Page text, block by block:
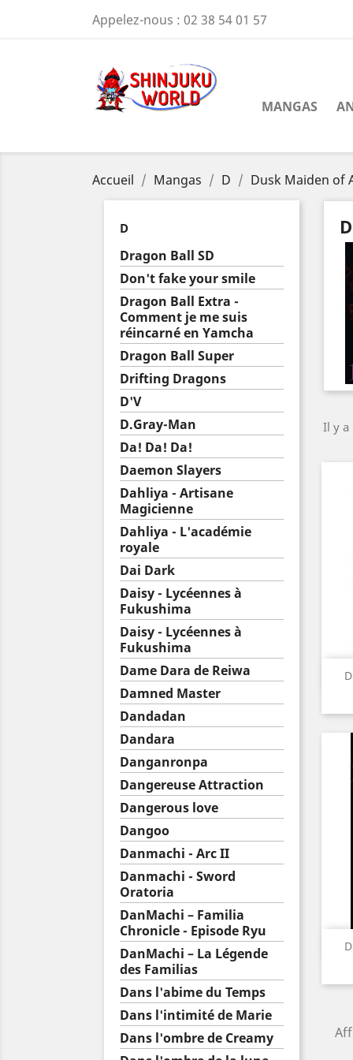
Appelez-nous : 02 38 54 01 57
MANGAS
Accueil Mangas D Dusk Maiden of
D
Dragon Ball SD
Don't fake your smile
Dragon Ball Extra -
Comment je me suis
réincarné en Yamcha
Dragon Ball Super
Drifting Dragons
D'V
D.Gray-Man
Da! Da! Da!
Daemon Slayers
Dahliya - Artisane
Magicienne
Dahliya - L'académie
royale
Dai Dark
Daisy - Lycéennes à
Fukushima
Daisy - Lycéennes à
Fukushima
Dame Dara de Reiwa
Damned Master
Dandadan
Dandara
Danganronpa
Dangereuse Attraction
Dangerous love
Dangoo
Danmachi - Arc II
Danmachi - Sword
Oratoria
DanMachi – Familia
Chronicle - Episode Ryu
DanMachi – La Légende
des Familias
Dans l'abime du Temps
Dans l'intimité de Marie
Dans l'ombre de Creamy
Il y a